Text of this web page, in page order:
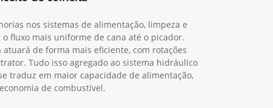
nos sistemas de alimentação, limpeza e
fluxo mais uniforme de cana até o picador.
atuará de forma mais eficiente, com rotações
Tudo isso agregado ao sistema hidráulico
traduz em maior capacidade de alimentação,
de combustível.